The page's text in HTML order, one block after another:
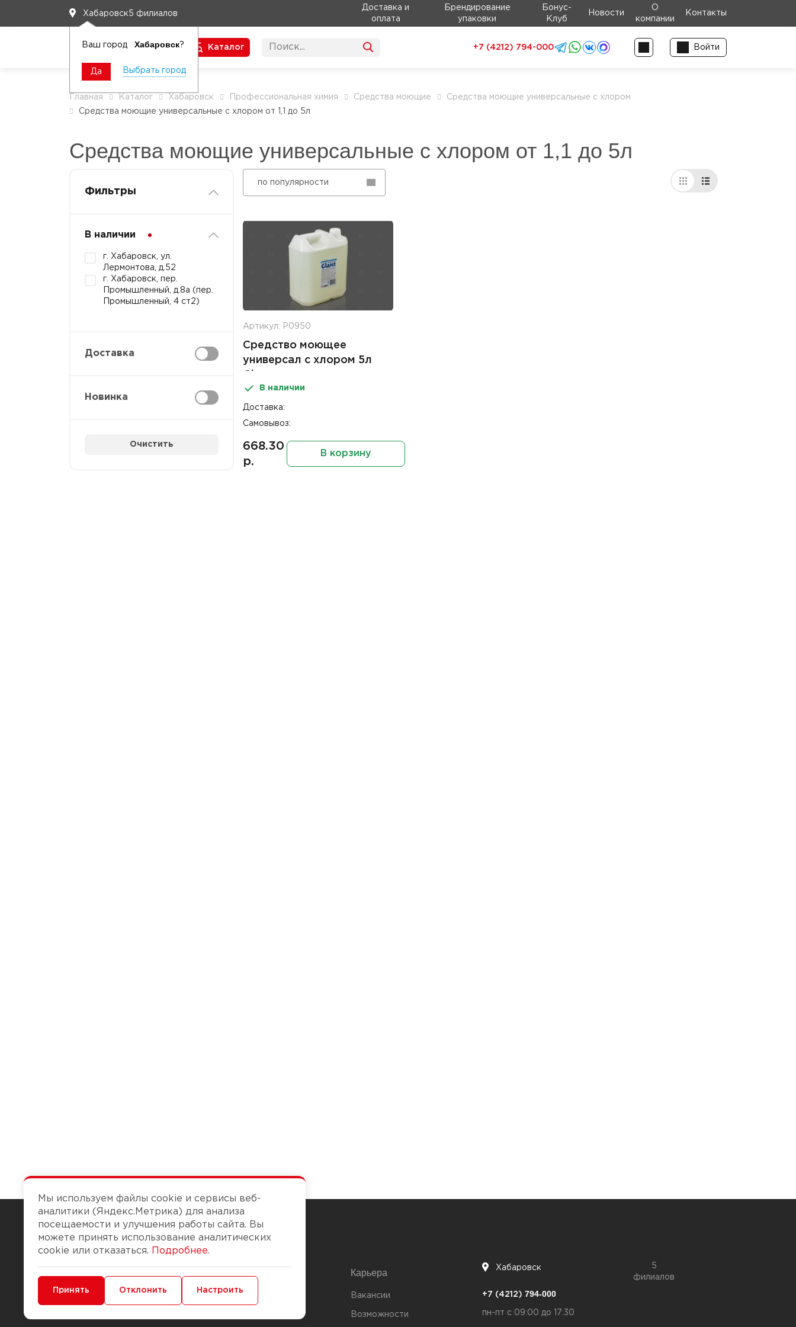
Хабаровск5 филиалов
Ваш город Хабаровск?
Да Выбрать город
Доставка и
оплата
Брендирование
упаковки
Бонус-
Клуб
Новости
О
компании
Контакты
Каталог +7 (4212) 794-000 Войти
Главная Каталог Хабаровск Профессиональная химия Средства моющие
Средства моющие универсальные с хлором
Средства моющие универсальные с хлором от 1,1 до 5л
Средства моющие универсальные с хлором от 1,1 до 5л
Фильтры
В наличии
г. Хабаровск, ул.
Лермонтова, д.52
г. Хабаровск, пер.
Промышленный, д.8а (пер.
Промышленный, 4 ст2)
Доставка
Новинка
Очистить
по популярности
Артикул: Р0950
Средство моющее
универсал с хлором 5л
В наличии
Доставка:
Самовывоз:
668.30
р.
В корзину
Чтобы вам легко работалось
Доставка и оплата
Карьера
Вакансии
Возможности
Хабаровск
5
филиалов
+7 (4212) 794-000
пн-пт с 09:00 до 17:30
Мы используем файлы cookie и сервисы веб-
аналитики (Яндекс.Метрика) для анализа
посещаемости и улучшения работы сайта. Вы
можете принять использование аналитических
cookie или отказаться.
Подробнее.
Минимальные Функциональные/Аналитические
Принять Отклонить Настроить